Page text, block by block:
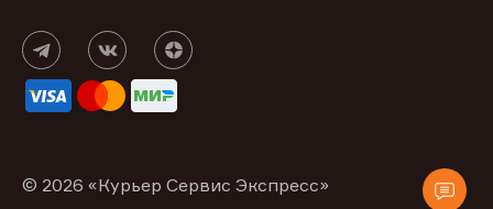
© 2026 «Курьер Сервис Экспресс»